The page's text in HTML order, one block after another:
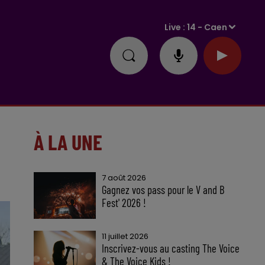
Live :14 - Caen
À LA UNE
7 août 2026
Gagnez vos pass pour le V and B
Fest' 2026 !
11 juillet 2026
Inscrivez-vous au casting The Voice
& The Voice Kids !